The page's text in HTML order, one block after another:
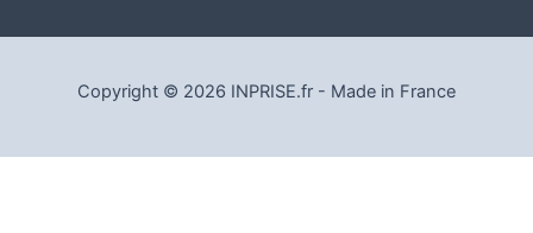
Copyright © 2026 INPRISE.fr - Made in France